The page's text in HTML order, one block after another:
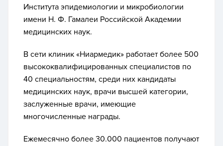
Института эпидемиологии и микробиологии
имени Н. Ф. Гамалеи Российской Академии
медицинских наук.
В сети клиник «Ниармедик» работает более 500
высококвалифицированных специалистов по
40 специальностям, среди них кандидаты
медицинских наук, врачи высшей категории,
заслуженные врачи, имеющие
многочисленные награды.
Ежемесячно более 30.000 пациентов получают